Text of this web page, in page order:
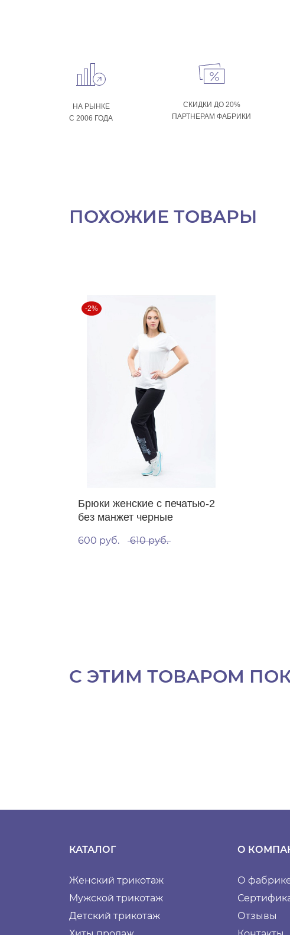
НА РЫНКЕ
С 2006 ГОДА
СКИДКИ ДО 20%
ПАРТНЕРАМ ФАБРИКИ
ПОХОЖИЕ ТОВАРЫ
-2%
Брюки женские с печатью-2
без манжет черные
600 руб. 610 руб.
С ЭТИМ ТОВАРОМ
КАТАЛОГ
Женский трикотаж
Мужской трикотаж
Детский трикотаж
О
О
Отзывы